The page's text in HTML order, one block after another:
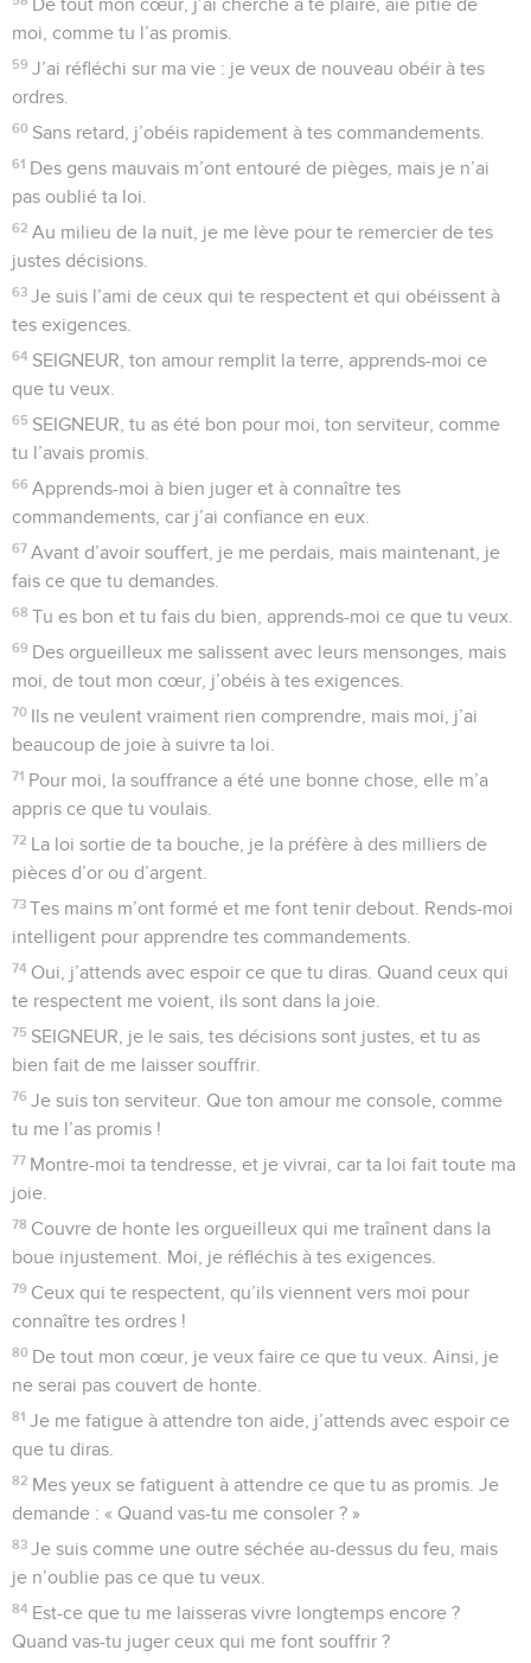
De tout mon cœur, j’ai cherché à te plaire, aie pitié de
moi, comme tu l’as promis.
59 J’ai réfléchi sur ma vie : je veux de nouveau obéir à tes
ordres.
60 Sans retard, j’obéis rapidement à tes commandements.
61 Des gens mauvais m’ont entouré de pièges, mais je n’ai
pas oublié ta loi.
62 Au milieu de la nuit, je me lève pour te remercier de tes
justes décisions.
63 Je suis l’ami de ceux qui te respectent et qui obéissent à
tes exigences.
64 SEIGNEUR, ton amour remplit la terre, apprends-moi ce
que tu veux.
65 SEIGNEUR, tu as été bon pour moi, ton serviteur, comme
tu l’avais promis.
66 Apprends-moi à bien juger et à connaître tes
commandements, car j’ai confiance en eux.
67 Avant d’avoir souffert, je me perdais, mais maintenant, je
fais ce que tu demandes.
68 Tu es bon et tu fais du bien, apprends-moi ce que tu veux.
69 Des orgueilleux me salissent avec leurs mensonges, mais
moi, de tout mon cœur, j’obéis à tes exigences.
70 Ils ne veulent vraiment rien comprendre, mais moi, j’ai
beaucoup de joie à suivre ta loi.
71 Pour moi, la souffrance a été une bonne chose, elle m’a
appris ce que tu voulais.
72 La loi sortie de ta bouche, je la préfère à des milliers de
pièces d’or ou d’argent.
73 Tes mains m’ont formé et me font tenir debout. Rends-moi
intelligent pour apprendre tes commandements.
74 Oui, j’attends avec espoir ce que tu diras. Quand ceux qui
te respectent me voient, ils sont dans la joie.
75 SEIGNEUR, je le sais, tes décisions sont justes, et tu as
bien fait de me laisser souffrir.
76 Je suis ton serviteur. Que ton amour me console, comme
tu me l’as promis !
77 Montre-moi ta tendresse, et je vivrai, car ta loi fait toute ma
joie.
78 Couvre de honte les orgueilleux qui me traînent dans la
boue injustement. Moi, je réfléchis à tes exigences.
79 Ceux qui te respectent, qu’ils viennent vers moi pour
connaître tes ordres !
80 De tout mon cœur, je veux faire ce que tu veux. Ainsi, je
ne serai pas couvert de honte.
81 Je me fatigue à attendre ton aide, j’attends avec espoir ce
que tu diras.
82 Mes yeux se fatiguent à attendre ce que tu as promis. Je
demande : « Quand vas-tu me consoler ? »
83 Je suis comme une outre séchée au-dessus du feu, mais
je n’oublie pas ce que tu veux.
84 Est-ce que tu me laisseras vivre longtemps encore ?
Quand vas-tu juger ceux qui me font souffrir ?